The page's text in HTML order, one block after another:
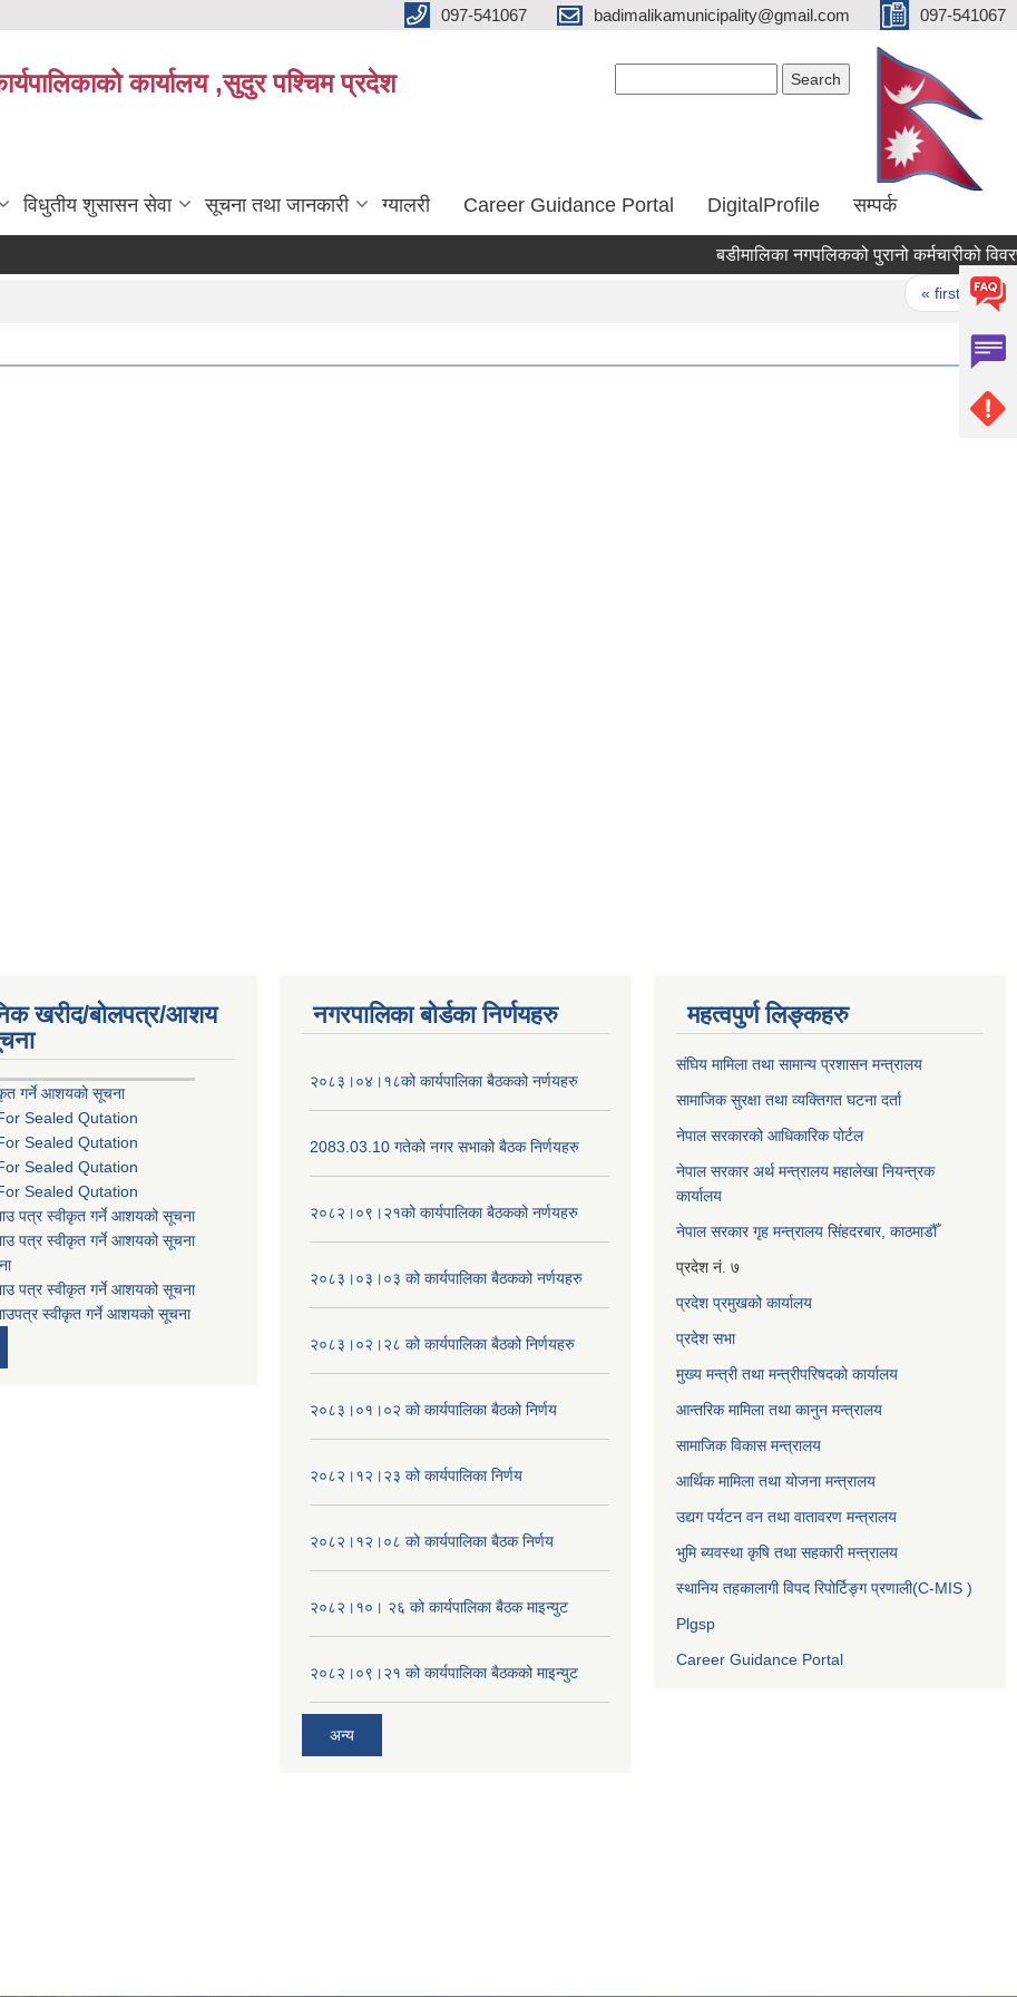
097-541067 badimalikamunicipality@gmail.com 097-541067
कार्यालय ,सुदुर पश्चिम प्रदेश
विधुतीय शुसासन सेवा सूचना तथा जानकारी ग्यालरी Career Guidance Portal DigitalProfile सम्पर्क
बडीमालिका नगपलिकको पुरानो कर्मचारीको विवरण
« first ‹
खरीद/बोलपत्र/आशय
गर्ने आशयको सूचना
Sealed Qutation
Sealed Qutation
Sealed Qutation
Sealed Qutation
पत्र स्वीकृत गर्ने आशयको सूचना
पत्र स्वीकृत गर्ने आशयको सूचना
पत्र स्वीकृत गर्ने आशयको सूचना
स्वीकृत गर्ने आशयको सूचना
नगरपालिका बोर्डका निर्णयहरु
२०८३।०४।१८को कार्यपालिका बैठकको नर्णयहरु
2083.03.10 गतेको नगर सभाको बैठक निर्णयहरु
२०८२।०९।२१को कार्यपालिका बैठकको नर्णयहरु
२०८३।०३।०३ को कार्यपालिका बैठकको नर्णयहरु
२०८३।०२।२८ को कार्यपालिका बैठको निर्णयहरु
२०८३।०१।०२ को कार्यपालिका बैठको निर्णय
२०८२।१२।२३ को कार्यपालिका निर्णय
२०८२।१२।०८ को कार्यपालिका बैठक निर्णय
२०८२।१०। २६ को कार्यपालिका बैठक माइन्युट
२०८२।०९।२१ को कार्यपालिका बैठकको माइन्युट
अन्य
महत्वपुर्ण लिङ्कहरु
संघिय मामिला तथा सामान्य प्रशासन मन्त्रालय
सामाजिक सुरक्षा तथा व्यक्तिगत घटना दर्ता
नेपाल सरकारको आधिकारिक पोर्टल
नेपाल सरकार अर्थ मन्त्रालय महालेखा नियन्त्रक
कार्यालय
नेपाल सरकार गृह मन्त्रालय सिंहदरबार, काठमाडौँ
प्रदेश नं. ७
प्रदेश प्रमुखको कार्यालय
प्रदेश सभा
मुख्य मन्त्री तथा मन्त्रीपरिषदको कार्यालय
आन्तरिक मामिला तथा कानुन मन्त्रालय
सामाजिक विकास मन्त्रालय
आर्थिक मामिला तथा योजना मन्त्रालय
उद्यग पर्यटन वन तथा वातावरण मन्त्रालय
भुमि ब्यवस्था कृषि तथा सहकारी मन्त्रालय
स्थानिय तहकालागी विपद रिपोर्टिङ्ग प्रणाली(C-MIS )
Plgsp
Career Guidance Portal